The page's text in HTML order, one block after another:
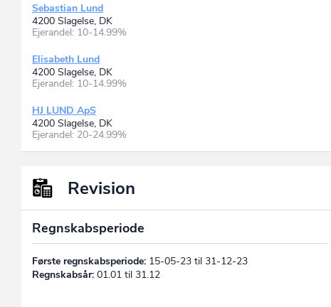
Sebastian Lund
4200 Slagelse, DK
Ejerandel: 10-14.99%
Elisabeth Lund
4200 Slagelse, DK
Ejerandel: 10-14.99%
HJ LUND ApS
4200 Slagelse, DK
Ejerandel: 20-24.99%
Revision
Regnskabsperiode
Første regnskabsperiode: 15-05-23 til 31-12-23
Regnskabsår: 01.01 til 31.12